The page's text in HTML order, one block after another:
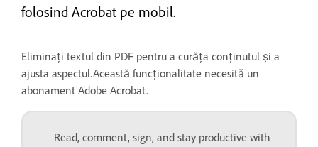
folosind Acrobat pe mobil.
Eliminați textul din PDF pentru a curăța conținutul și a
ajusta aspectul.Această funcționalitate necesită un
abonament Adobe Acrobat.
Read, comment, sign, and stay productive with